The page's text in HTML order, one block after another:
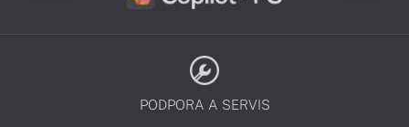
PODPORA A SERVIS